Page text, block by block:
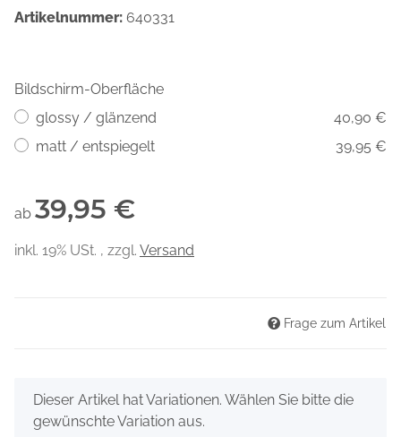
Artikelnummer: 640331
Bildschirm-Oberfläche
glossy / glänzend
40,90 €
matt / entspiegelt
39,95 €
ab 39,95 €
inkl. 19% USt. , zzgl. Versand
Frage zum Artikel
x
Dieser Artikel hat Variationen. Wählen Sie bitte die
gewünschte Variation aus.